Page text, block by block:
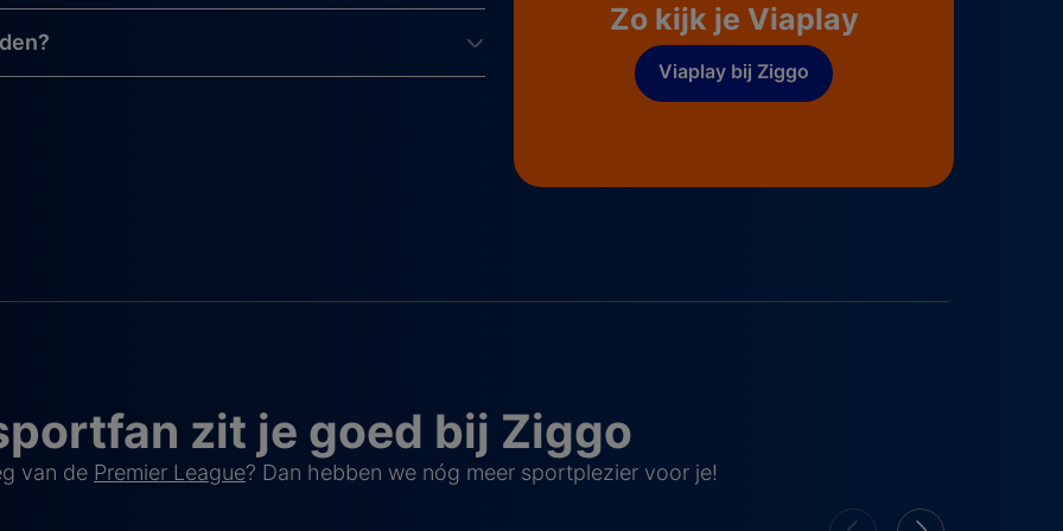
Zo kijk je Viaplay
Viaplay bij Ziggo
zit je goed bij Ziggo
van de Premier League? Dan hebben we nóg meer sportplezier voor je!